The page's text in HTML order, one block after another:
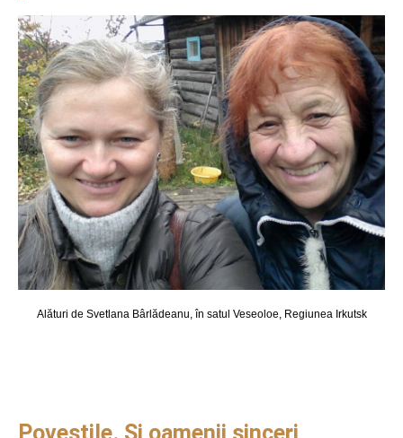
Alături de Svetlana Bârlădeanu, în satul Veseoloe, Regiunea Irkutsk